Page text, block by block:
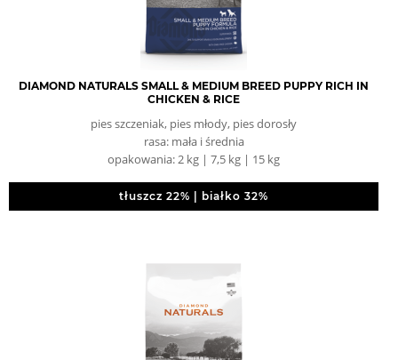
DIAMOND NATURALS SMALL & MEDIUM BREED PUPPY RICH IN
CHICKEN & RICE
pies szczeniak, pies młody, pies dorosły
rasa: mała i średnia
opakowania: 2 kg | 7,5 kg | 15 kg
tłuszcz 22% | białko 32%